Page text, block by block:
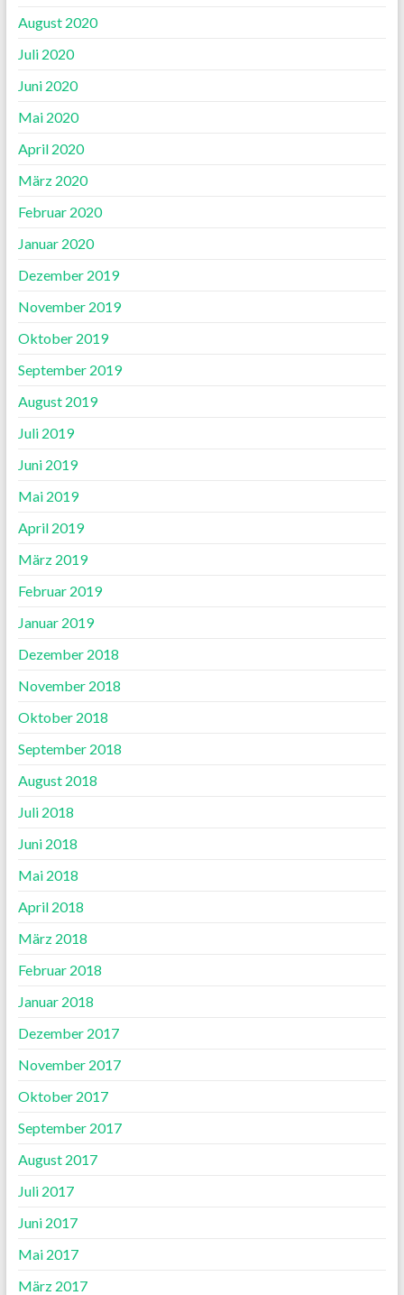
August 2020
Juli 2020
Juni 2020
Mai 2020
April 2020
März 2020
Februar 2020
Januar 2020
Dezember 2019
November 2019
Oktober 2019
September 2019
August 2019
Juli 2019
Juni 2019
Mai 2019
April 2019
März 2019
Februar 2019
Januar 2019
Dezember 2018
November 2018
Oktober 2018
September 2018
August 2018
Juli 2018
Juni 2018
Mai 2018
April 2018
März 2018
Februar 2018
Januar 2018
Dezember 2017
November 2017
Oktober 2017
September 2017
August 2017
Juli 2017
Juni 2017
Mai 2017
März 2017